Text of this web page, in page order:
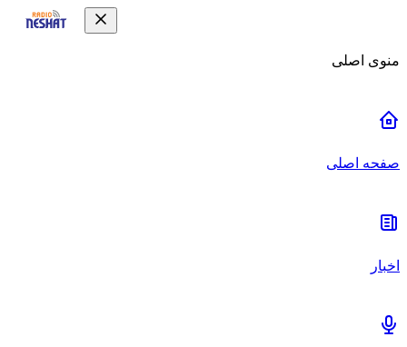
منوی اصلی
صفحه اصلی
اخبار